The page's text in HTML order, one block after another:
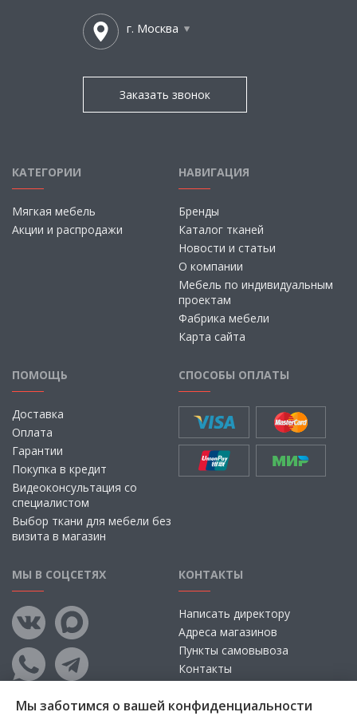
г. Москва
Заказать звонок
КАТЕГОРИИ
Мягкая мебель
Акции и распродажи
НАВИГАЦИЯ
Бренды
Каталог тканей
Новости и статьи
О компании
Мебель по индивидуальным
проектам
Фабрика мебели
Карта сайта
ПОМОЩЬ
Доставка
Оплата
Гарантии
Покупка в кредит
Видеоконсультация со
специалистом
Выбор ткани для мебели без
визита в магазин
СПОСОБЫ ОПЛАТЫ
МЫ В СОЦСЕТЯХ КОНТАКТЫ
Написать директору
Адреса магазинов
Пункты самовывоза
Контакты
Мы заботимся о вашей конфиденциальности